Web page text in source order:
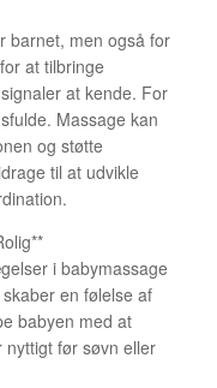
barnet, men også for
at tilbringe
at kende. For
Massage kan
og støtte
til at udvikle
i babymassage
en følelse af
babyen med at
før søvn eller